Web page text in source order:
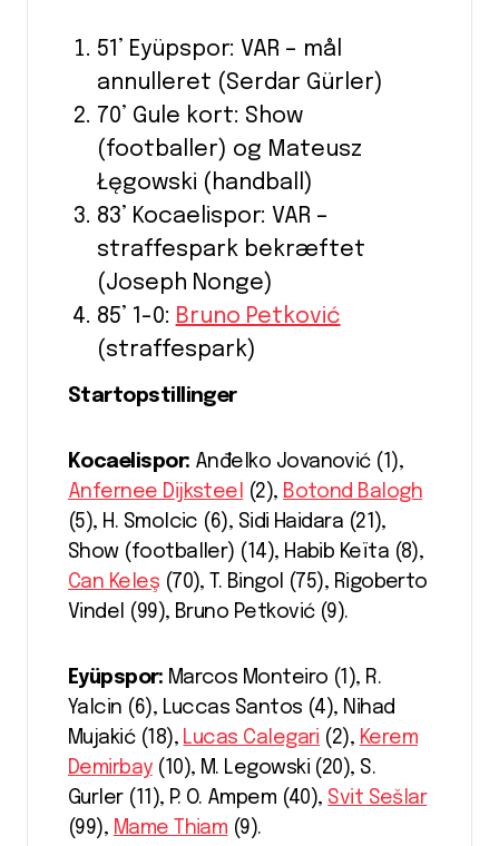
51’ Eyüpspor: VAR – mål
annulleret (Serdar Gürler)
70’ Gule kort: Show
(footballer) og Mateusz
Łęgowski (handball)
83’ Kocaelispor: VAR –
straffespark bekræftet
(Joseph Nonge)
85’ 1-0: Bruno Petković
(straffespark)
Startopstillinger
Kocaelispor: Anđelko Jovanović (1),
Anfernee Dijksteel
(2), Botond Balogh
(5), H. Smolcic (6), Sidi Haidara (21),
Show (footballer) (14), Habib Keïta (8),
Can Keleş (70), T. Bingol (75), Rigoberto
Vindel (99), Bruno Petković (9).
Eyüpspor: Marcos Monteiro (1), R.
Yalcin (6), Luccas Santos (4), Nihad
Mujakić (18), Lucas Calegari (2), Kerem
Demirbay(10), M. Legowski (20), S.
Gurler (11), P. O. Ampem (40), Svit Sešlar
(99), Mame Thiam (9).